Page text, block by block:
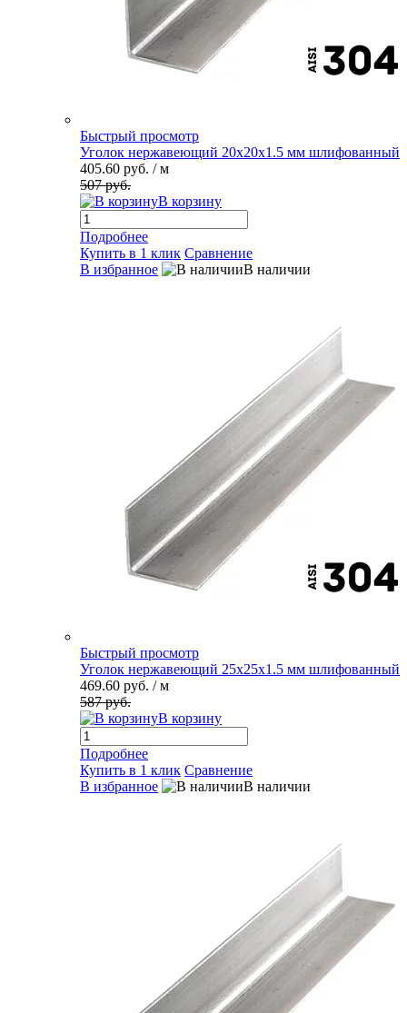
Быстрый просмотр
Уголок нержавеющий 20х20х1.5 мм шлифованный
405.60 руб. / м
507 руб.
В корзину
Подробнее
Купить в 1 клик Сравнение
В избранное
В наличии
Быстрый просмотр
Уголок нержавеющий 25х25х1.5 мм шлифованный
469.60 руб. / м
587 руб.
В корзину
Подробнее
Купить в 1 клик Сравнение
В избранное
В наличии